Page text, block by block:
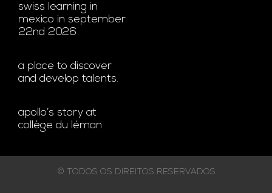
swiss learning in
mexico in september
22nd 2026
a place to discover
and develop talents.
apollo’s story at
collège du léman
© TODOS OS DIREITOS RESERVADOS